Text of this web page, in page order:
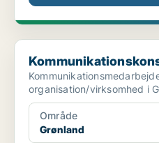
Kommunikationskonsulent til
organisation/virksomhed i
Område
Grønland